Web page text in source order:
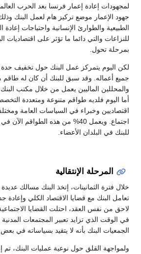
لمجهودات إعادة إعمار فرنسا بعد الحرب
جهود الإعمار موضع تركيز هام لعمل البنك
الطبيعية والطوارئ الإنسانية واحتياجات إعادة
للنزاعات والتي دائما ما تؤثر على اقتصاديات
بمرحلة تحول.
لكن اليوم يتمركز عمل البنك حول تخفيف
جميع أعماله. وقد سبق للبنك أن كان له
والمحللين الماليين يعمل من خلال مكتب
أما اليوم فلديه طواقم متنوعة ومتعددة
اقتصاديين وخبراء في السياسات العامة
اجتماع. ويعمل 40% من هذه الطواقم
للبنك في البلدان الأعضاء.
المرحلة الإنتقالية
خلال فترة الثمانينات، إتخذ البنك مسالك
تعامل البنك مع قضايا الاقتصاد الكلي
لاحق من نفس العقد، احتلت القضايا الاجتماعية
في الوقت الذي تزايد تعبير المجتمعات
الجمعيات البنك بأنه لا يتقيد بسياساته في بعض
ولمواجهة القلق حول نوعية عمليات البنك، تم